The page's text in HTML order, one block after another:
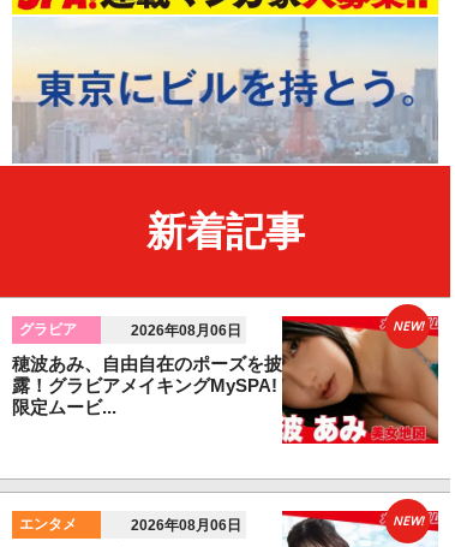
新着記事
グラビア 2026年08月06日
穂波あみ、自由自在のポーズを披
露！グラビアメイキングMySPA!
限定ムービ...
NEW!
エンタメ 2026年08月06日 NEW!